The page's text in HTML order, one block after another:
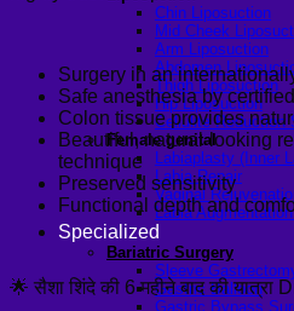
Chin Liposuction
Mid Cheek
Arm Liposuction
Abdomen
Thigh Liposuction
Hip Liposuction
Cellulite Reduction
Female genital
Labiaplasty (Inner
Labia Repair
Vaginal
Labia
Specialized
Bariatric Surgery
Sleeve
Gastric Balloon
Gastric Bypass
Surgery in an
Safe anesthesia by
Colon tissue provides
Beautiful, natural-looking
technique
Preserved sensitivity
Functional depth and
🌟 सैशा शिंदे की 6 महीने बाद की